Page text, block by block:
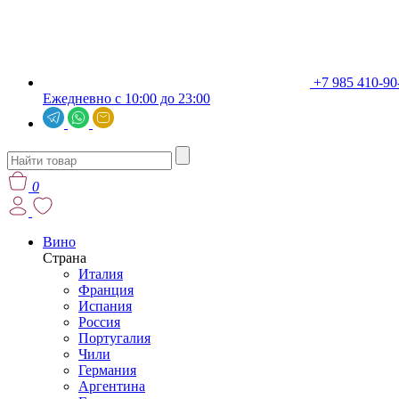
+7 985 410-
Ежедневно с 10:00 до 23:00
0
Вино
Страна
Италия
Франция
Испания
Россия
Португалия
Чили
Германия
Аргентина